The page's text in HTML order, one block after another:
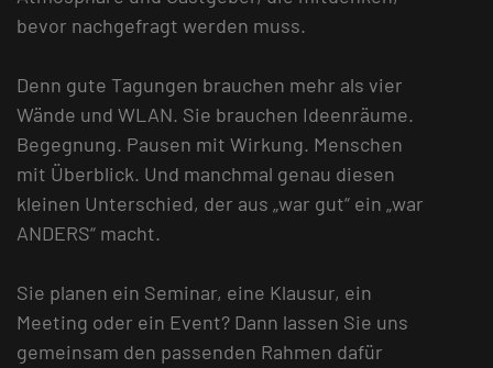
bevor nachgefragt werden muss.
Denn gute Tagungen brauchen mehr als vier
Wände und WLAN. Sie brauchen Ideenräume.
Begegnung. Pausen mit Wirkung. Menschen
mit Überblick. Und manchmal genau diesen
kleinen Unterschied, der aus „war gut“ ein „war
ANDERS“ macht.
Sie planen ein Seminar, eine Klausur, ein
Meeting oder ein Event? Dann lassen Sie uns
gemeinsam den passenden Rahmen dafür